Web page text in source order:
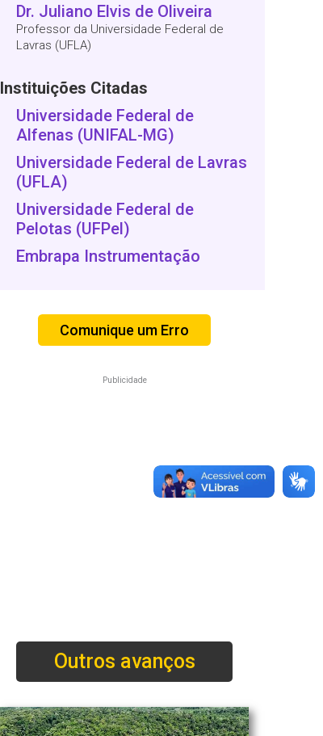
Dr. Juliano Elvis de Oliveira
Professor da Universidade Federal de
Lavras (UFLA)
Instituições Citadas
Universidade Federal de
Alfenas (UNIFAL-MG)
Universidade Federal de Lavras
(UFLA)
Universidade Federal de
Pelotas (UFPel)
Embrapa Instrumentação
Comunique um Erro
Publicidade
Outros avanços